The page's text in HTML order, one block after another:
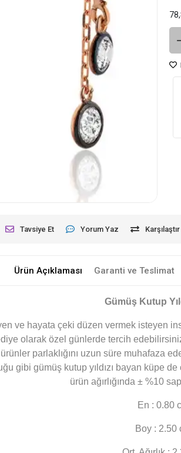
Tavsiye Et Yorum Yaz Karşılaştır
Ürün Açıklaması Garanti ve Teslimat
Gümüş Kutup
ve hayata çeki düzen vermek isteyen
olarak özel günlerde tercih
ürünler parlaklığını uzun süre
gibi gümüş kutup yıldızı bayan küpe
ürün ağırlığında ± %10
En : 0.80
Boy : 2.50